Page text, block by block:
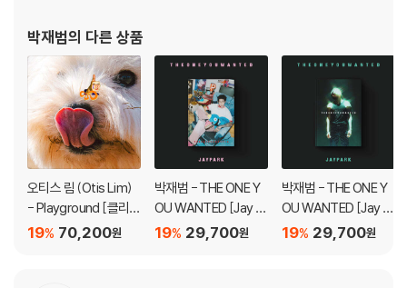
박재범의 다른 상품
오티스 림 (Otis Lim)
- Playground [클리어
오렌지 컬러 LP]
70,200원
19%
박재범 - THE ONE Y
OU WANTED [Jay B
um Ver.]29,700원
19%
박재범 - THE ONE Y
OU WANTED [Jay P
ark Ver.]29,700원
19%